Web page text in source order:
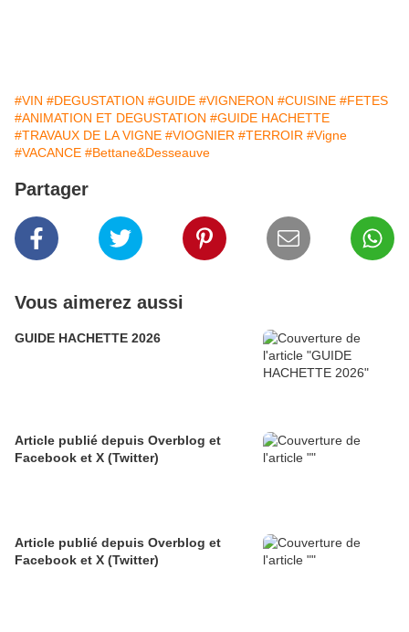
#VIN #DEGUSTATION #GUIDE #VIGNERON #CUISINE #FETES
#ANIMATION ET DEGUSTATION #GUIDE HACHETTE
#TRAVAUX DE LA VIGNE #VIOGNIER #TERROIR #Vigne
#VACANCE #Bettane&Desseauve
Partager
Vous aimerez aussi
GUIDE HACHETTE 2026
Article publié depuis Overblog et
Facebook et X (Twitter)
Article publié depuis Overblog et
Facebook et X (Twitter)